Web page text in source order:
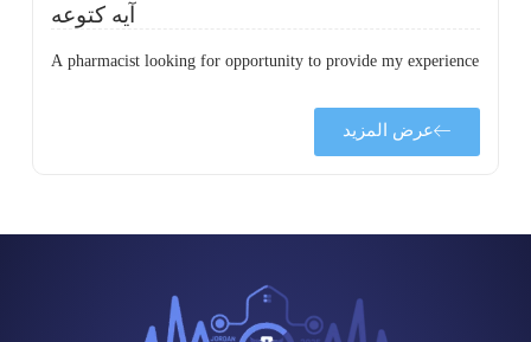
آيه كتوعه
A pharmacist looking for opportunity to provide my experience
عرض المزيد